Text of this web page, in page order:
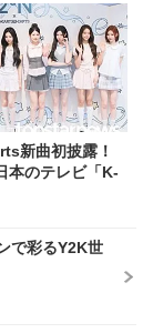
新曲初披露！
本のテレビ「K-
で彩るY2K世